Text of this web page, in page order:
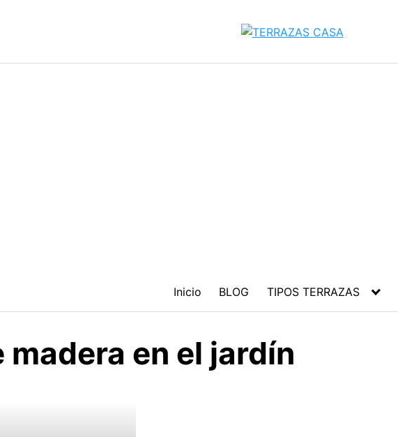
Inicio BLOG TIPOS TERRAZAS
en el jardín